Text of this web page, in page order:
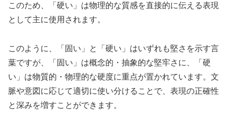
このため、「硬い」は物理的な質感を直接的に伝える表現
として主に使用されます。
このように、「固い」と「硬い」はいずれも堅さを示す言
葉ですが、「固い」は概念的・抽象的な堅牢さに、「硬
い」は物質的・物理的な硬度に重点が置かれています。文
脈や意図に応じて適切に使い分けることで、表現の正確性
と深みを増すことができます。